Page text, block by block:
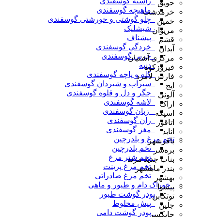
_ماهیچه گوسفندی
_چلو گوشتی و خورشتی گوسفندی
_شیشلیک
_پیشناف
_خردگی گوسفندی
_چربی گوسفندی
_دنبه
_کله و پاچه گوسفندی
_سیراب و شیردان گوسفندی
_جگر و دل و قلوه گوسفندی
_لاشه گوسفندی
_ زبان گوسفندی
_ران گوسفندی
_مغز گوسفندی
تخم مرغ و بلدرچین
_تخم بلدرچین
_تخم شتر مرغ
_تخم مرغ پرینت
_تخم مرغ صادراتی
_خوراک دام و طیور و ماهی
پودر گوشت طیور
_پیش مخلوط
_پودر گوشت دامی
حویق
خرمدشت
خمین
مریوان
قشم
آبدان
مرکزی آشتیان
فیروزکوه
فارس لامرد
ایج
آلونی
اراک
اسپکه
اتاقور
انابد
باقرشهر
بره‌سر
بناب جدید مرند
بندر ماهشهر
بهشهر
پیشوا
توتکابن
جلین
چابکسر